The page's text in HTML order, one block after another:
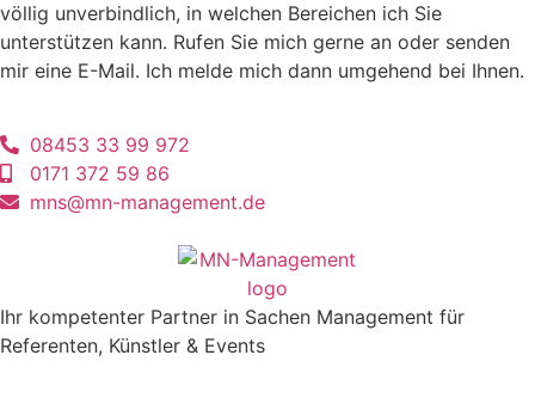
völlig unverbindlich, in welchen Bereichen ich Sie
unterstützen kann. Rufen Sie mich gerne an oder senden
mir eine E-Mail. Ich melde mich dann umgehend bei Ihnen.
08453 33 99 972
0171 372 59 86
mns@mn-management.de
Ihr kompetenter Partner in Sachen Management für
Referenten, Künstler & Events